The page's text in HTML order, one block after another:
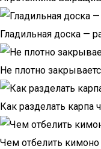
Гладильная доска —
Не плотно
Как разделать карпа
Чем отбелить кимоно